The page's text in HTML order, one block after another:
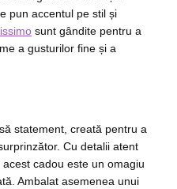
pun accentul pe stil și
sunt gândite pentru a
a gusturilor fine și a
statement, creată pentru a
Cu detalii atent
cadou este un omagiu
Ambalat asemenea unui